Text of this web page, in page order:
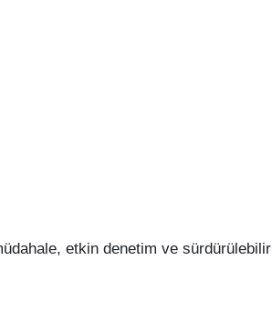
etkin denetim ve sürdürülebilir